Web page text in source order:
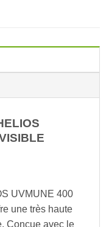
UVMUNE 400
une très haute
Conçue avec le